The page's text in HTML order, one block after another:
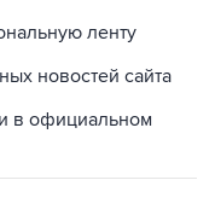
ленту
новостей сайта
в официальном